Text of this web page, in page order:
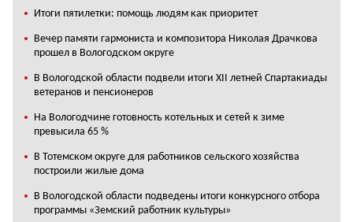
Итоги пятилетки: помощь людям как приоритет
Вечер памяти гармониста и композитора Николая Драчкова
прошел в Вологодском округе
В Вологодской области подвели итоги XII летней Спартакиады
ветеранов и пенсионеров
На Вологодчине готовность котельных и сетей к зиме
превысила 65 %
В Тотемском округе для работников сельского хозяйства
построили жилые дома
В Вологодской области подведены итоги конкурсного отбора
программы «Земский работник культуры»